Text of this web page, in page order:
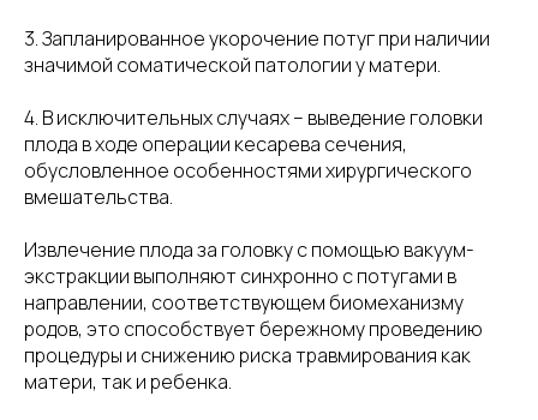
3. Запланированное укорочение потуг при наличии
значимой соматической патологии у матери.
4. В исключительных случаях – выведение головки
плода в ходе операции кесарева сечения,
обусловленное особенностями хирургического
вмешательства.
Извлечение плода за головку с помощью вакуум-
экстракции выполняют синхронно с потугами в
направлении, соответствующем биомеханизму
родов, это способствует бережному проведению
процедуры и снижению риска травмирования как
матери, так и ребенка.